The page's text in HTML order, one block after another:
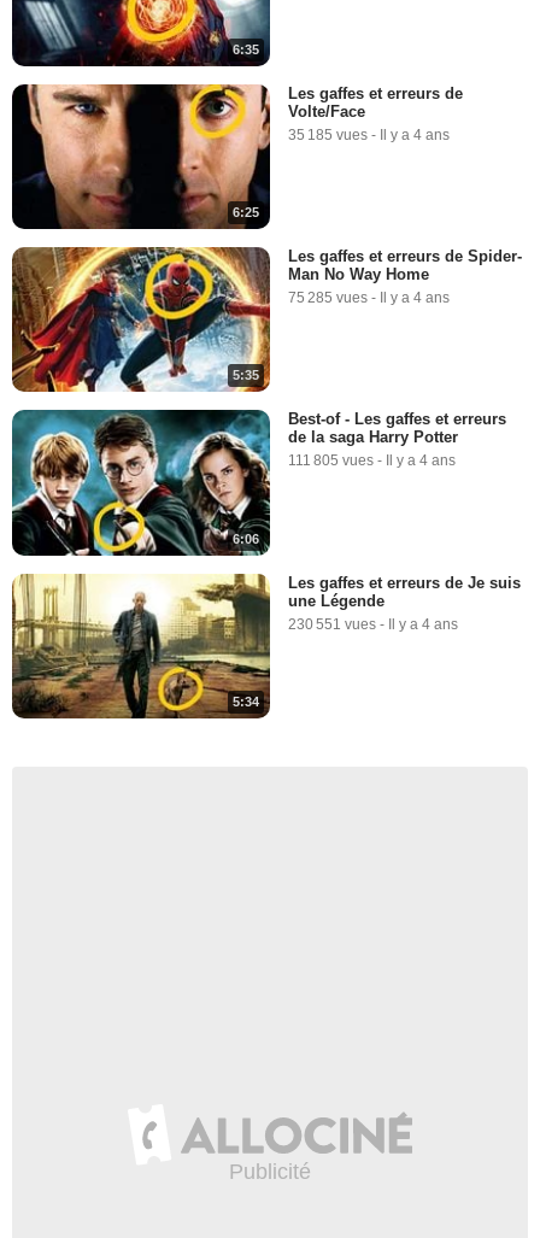
6:35
6:25
Les gaffes et erreurs de
Volte/Face
35 185 vues - Il y a 4 ans
5:35
Les gaffes et erreurs de Spider-
Man No Way Home
75 285 vues - Il y a 4 ans
6:06
Best-of - Les gaffes et erreurs
de la saga Harry Potter
111 805 vues - Il y a 4 ans
5:34
Les gaffes et erreurs de Je suis
une Légende
230 551 vues - Il y a 4 ans